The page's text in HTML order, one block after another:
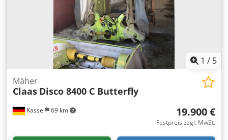
1 / 5
Kassel 69 km
Mäher
Claas Disco 8400 C Butterfly
19.900 €
Festpreis zzgl. MwSt.